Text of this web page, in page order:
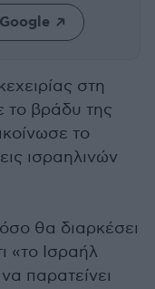
στη
βράδυ της
το
ισραηλινών
θα διαρκέσει
«το Ισραήλ
παρατείνει